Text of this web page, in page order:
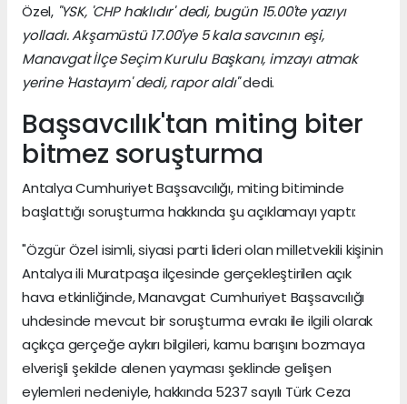
Özel, "YSK, 'CHP haklıdır' dedi, bugün 15.00'te yazıyı
yolladı. Akşamüstü 17.00'ye 5 kala savcının eşi,
Manavgat İlçe Seçim Kurulu Başkanı, imzayı atmak
yerine 'Hastayım' dedi, rapor aldı"dedi.
Başsavcılık'tan miting biter
bitmez soruşturma
Antalya Cumhuriyet Başsavcılığı, miting bitiminde
başlattığı soruşturma hakkında şu açıklamayı yaptı:
"Özgür Özel isimli, siyasi parti lideri olan milletvekili kişinin
Antalya ili Muratpaşa ilçesinde gerçekleştirilen açık
hava etkinliğinde, Manavgat Cumhuriyet Başsavcılığı
uhdesinde mevcut bir soruşturma evrakı ile ilgili olarak
açıkça gerçeğe aykırı bilgileri, kamu barışını bozmaya
elverişli şekilde alenen yayması şeklinde gelişen
eylemleri nedeniyle, hakkında 5237 sayılı Türk Ceza